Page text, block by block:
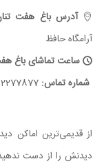
آدرس باغ هفت
آرامگاه حافظ
ساعت تماشای باغ
شماره تماس: 07132277877
از قدیمی‌ترین اماکن
دیدنش را از دست